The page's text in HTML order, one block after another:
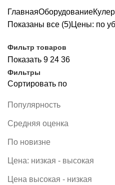
ГлавнаяОборудование
Показаны все (5)Цены: по
Фильтр товаров
Показать 9 24 36
Фильтры
Сортировать по
Популярность
Средняя оценка
По новизне
Цена: низкая - высокая
Цена высокая - низкая